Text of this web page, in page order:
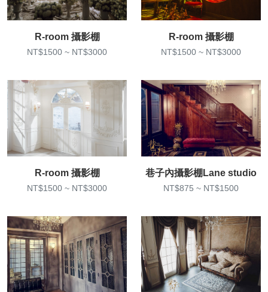
R-room 攝影棚
NT$1500 ~ NT$3000
R-room 攝影棚
NT$1500 ~ NT$3000
R-room 攝影棚
NT$1500 ~ NT$3000
巷子內攝影棚Lane studio
NT$875 ~ NT$1500